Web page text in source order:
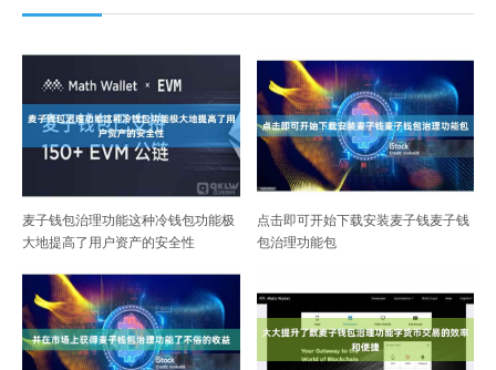
麦子钱包治理功能这种冷钱包功能极
大地提高了用户资产的安全性
点击即可开始下载安装麦子钱麦子钱
包治理功能包